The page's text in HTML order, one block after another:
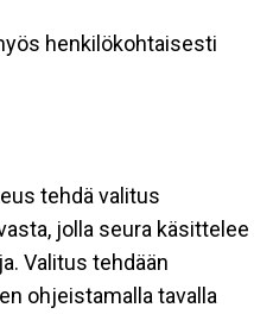
henkilökohtaisesti
tehdä valitus
jolla seura käsittelee
Valitus tehdään
ohjeistamalla tavalla